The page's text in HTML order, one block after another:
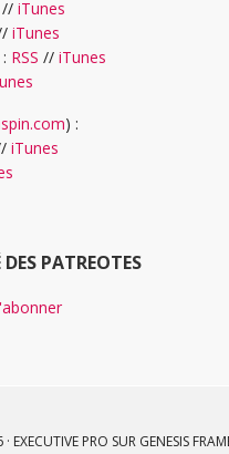
// iTunes
iTunes
RSS // iTunes
) :
iTunes
PATREOTES
EXECUTIVE PRO SUR GENESIS